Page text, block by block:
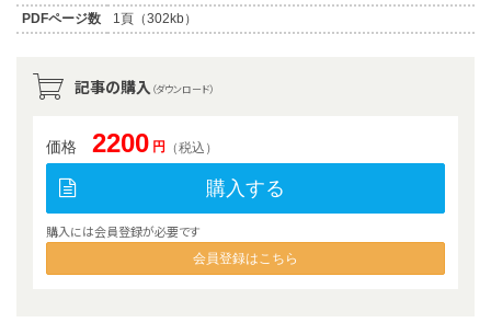
PDFページ数
1頁（302kb）
記事の購入 （ダウンロード）
価格 2200 円 （税込）
購入する
購入には会員登録が必要です
会員登録はこちら